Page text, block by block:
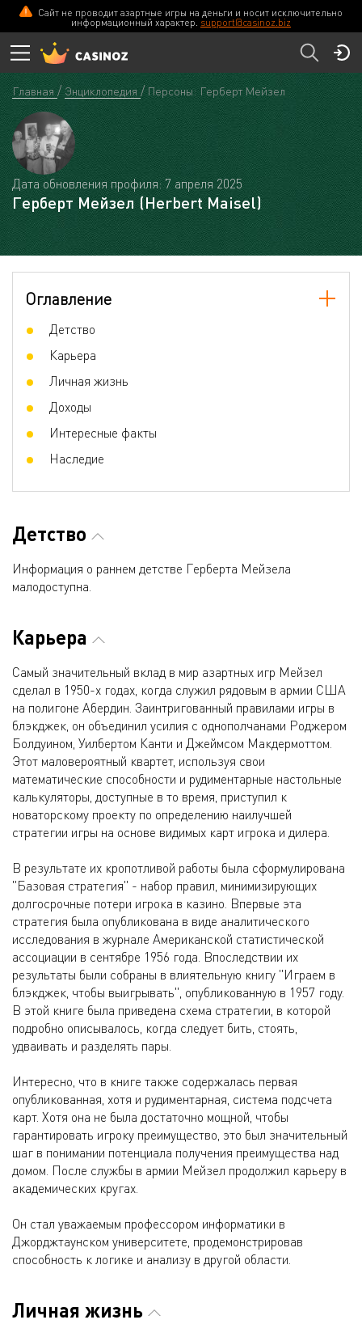
Сайт не проводит азартные игры на деньги и носит исключительно
информационный характер. support@casinoz.biz
Главная Энциклопедия Персоны: Герберт Мейзел
Дата обновления профиля: 7 апреля 2025
Герберт Мейзел (Herbert Maisel)
Оглавление
Детство
Карьера
Личная жизнь
Доходы
Интересные факты
Наследие
Детство
Информация о раннем детстве Герберта Мейзела
малодоступна.
Карьера
Самый значительный вклад в мир азартных игр Мейзел
сделал в 1950-х годах, когда служил рядовым в армии США
на полигоне Абердин. Заинтригованный правилами игры в
блэкджек, он объединил усилия с однополчанами Роджером
Болдуином, Уилбертом Канти и Джеймсом Макдермоттом.
Этот маловероятный квартет, используя свои
математические способности и рудиментарные настольные
калькуляторы, доступные в то время, приступил к
новаторскому проекту по определению наилучшей
стратегии игры на основе видимых карт игрока и дилера.
В результате их кропотливой работы была сформулирована
"Базовая стратегия" - набор правил, минимизирующих
долгосрочные потери игрока в казино. Впервые эта
стратегия была опубликована в виде аналитического
исследования в журнале Американской статистической
ассоциации в сентябре 1956 года. Впоследствии их
результаты были собраны в влиятельную книгу "Играем в
блэкджек, чтобы выигрывать", опубликованную в 1957 году.
В этой книге была приведена схема стратегии, в которой
подробно описывалось, когда следует бить, стоять,
удваивать и разделять пары.
Интересно, что в книге также содержалась первая
опубликованная, хотя и рудиментарная, система подсчета
карт. Хотя она не была достаточно мощной, чтобы
гарантировать игроку преимущество, это был значительный
шаг в понимании потенциала получения преимущества над
домом. После службы в армии Мейзел продолжил карьеру в
академических кругах.
Он стал уважаемым профессором информатики в
Джорджтаунском университете, продемонстрировав
способность к логике и анализу в другой области.
Личная жизнь